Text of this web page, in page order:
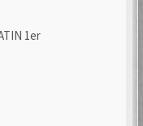
1er